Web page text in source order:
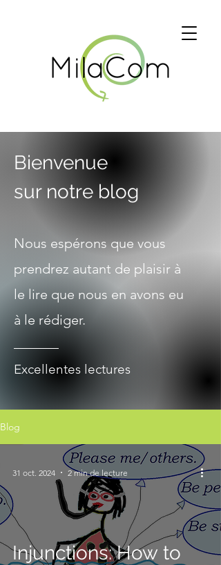
Bienvenue
sur notre blog
Nous espérons que vous
prendrez autant de plaisir à
le lire que nous en avons eu
à le rédiger.
Excellentes lectures
Blog
Injunctions: How to
31 oct. 2024 2 min de lecture